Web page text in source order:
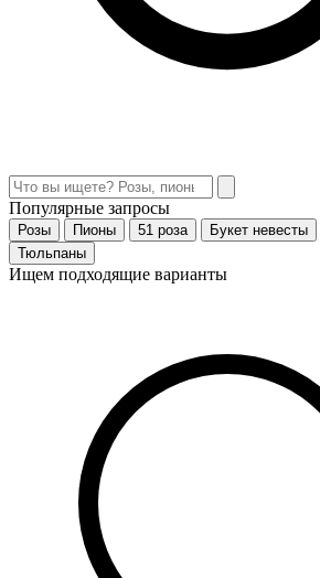
Популярные запросы
Розы Пионы 51 роза Букет невесты
Тюльпаны
Ищем подходящие варианты